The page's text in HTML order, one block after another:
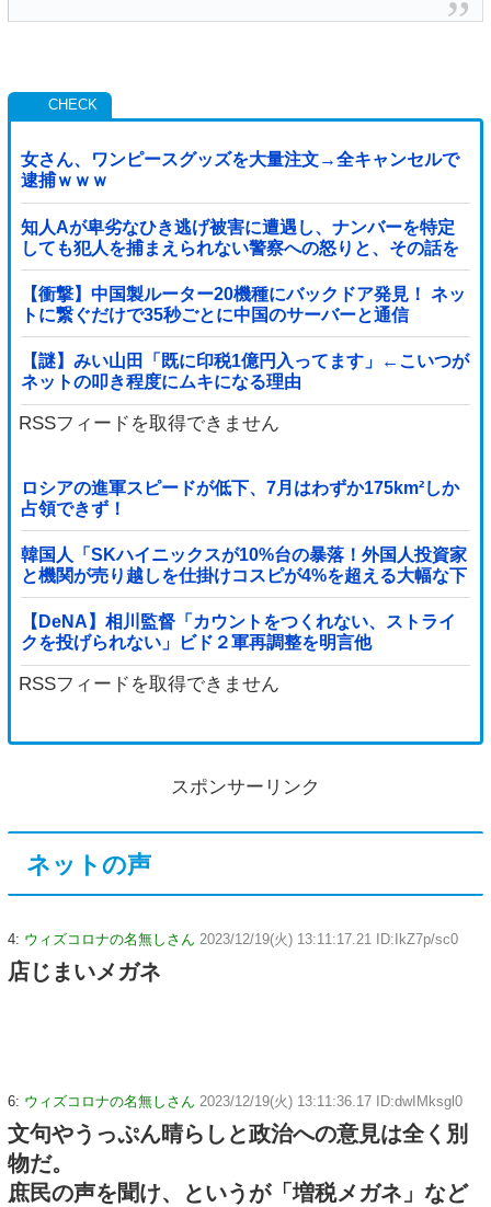
女さん、ワンピースグッズを大量注文→全キャンセルで
逮捕ｗｗｗ
知人Aが卑劣なひき逃げ被害に遭遇し、ナンバーを特定
しても犯人を捕まえられない警察への怒りと、その話を
聞いて「逃げた方が得じゃん」と言い放ったBの神経が
わからん
【衝撃】中国製ルーター20機種にバックドア発見！ ネッ
トに繋ぐだけで35秒ごとに中国のサーバーと通信
【謎】みい山田「既に印税1億円入ってます」←こいつが
ネットの叩き程度にムキになる理由
RSSフィードを取得できません
ロシアの進軍スピードが低下、7月はわずか175km²しか
占領できず！
韓国人「SKハイニックスが10%台の暴落！外国人投資家
と機関が売り越しを仕掛けコスピが4%を超える大幅な下
落‥」
【DeNA】相川監督「カウントをつくれない、ストライ
クを投げられない」ビド２軍再調整を明言他
RSSフィードを取得できません
スポンサーリンク
ネットの声
4: ウィズコロナの名無しさん 2023/12/19(火) 13:11:17.21 ID:IkZ7p/sc0
店じまいメガネ
6: ウィズコロナの名無しさん 2023/12/19(火) 13:11:36.17 ID:dwIMksgl0
文句やうっぷん晴らしと政治への意見は全く別
物だ。
庶民の声を聞け、というが「増税メガネ」など